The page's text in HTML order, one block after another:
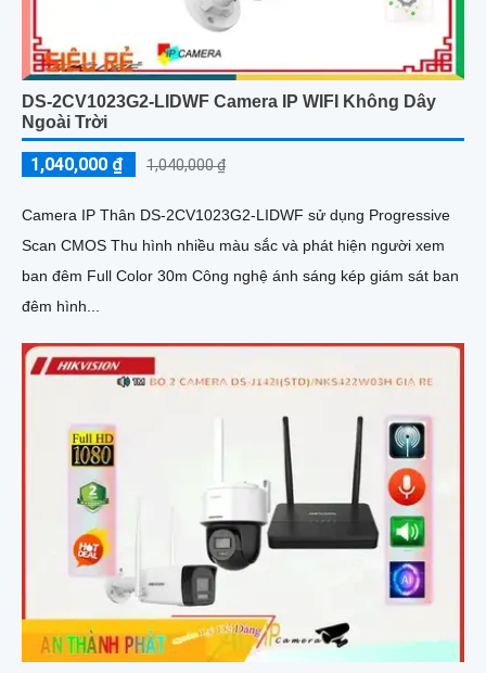
DS-2CV1023G2-LIDWF Camera IP WIFI Không Dây
Ngoài Trời
1,040,000 ₫ 1,040,000 ₫
Camera IP Thân DS-2CV1023G2-LIDWF sử dụng Progressive
Scan CMOS Thu hình nhiều màu sắc và phát hiện người xem
ban đêm Full Color 30m Công nghệ ánh sáng kép giám sát ban
đêm hình...